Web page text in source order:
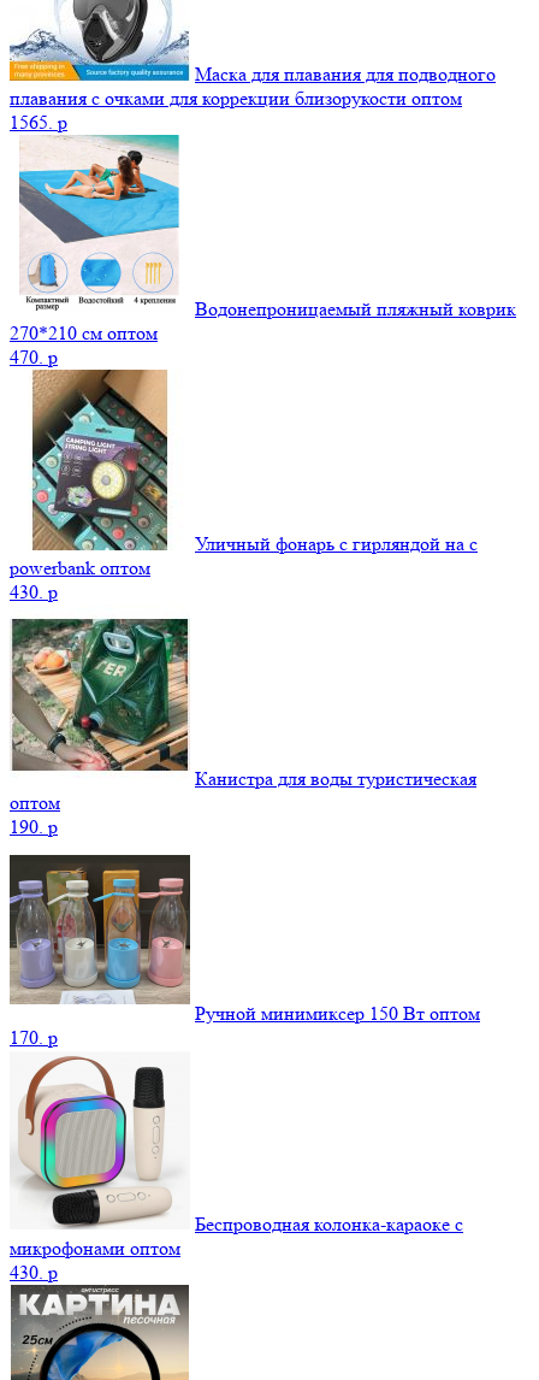
Маска для плавания для подводного
плавания с очками для коррекции близорукости оптом
1565. p
Водонепроницаемый пляжный коврик
270*210 см оптом
470. p
Уличный фонарь с гирляндой на с
powerbank оптом
430. p
Канистра для воды туристическая
оптом
190. p
Ручной минимиксер 150 Вт оптом
170. p
Беспроводная колонка-караоке с
микрофонами оптом
430. p